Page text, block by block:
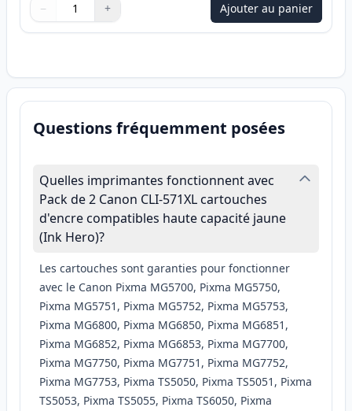
Quantité
Utilisez les boutons pour ajuster
− +
Quantité Ajouter au panier
Questions fréquemment posées
Quelles imprimantes fonctionnent avec
Pack de 2 Canon CLI-571XL cartouches
d'encre compatibles haute capacité jaune
(Ink Hero)?
Les cartouches sont garanties pour fonctionner
avec le Canon Pixma MG5700, Pixma MG5750,
Pixma MG5751, Pixma MG5752, Pixma MG5753,
Pixma MG6800, Pixma MG6850, Pixma MG6851,
Pixma MG6852, Pixma MG6853, Pixma MG7700,
Pixma MG7750, Pixma MG7751, Pixma MG7752,
Pixma MG7753, Pixma TS5050, Pixma TS5051, Pixma
TS5053, Pixma TS5055, Pixma TS6050, Pixma